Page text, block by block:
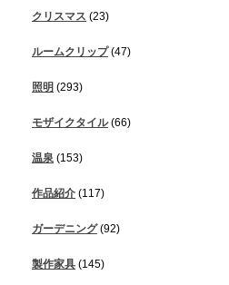
クリスマス (23)
ルームクリップ(47)
照明 (293)
モザイクタイル(66)
温泉 (153)
作品紹介 (117)
ガーデニング(92)
製作家具 (145)